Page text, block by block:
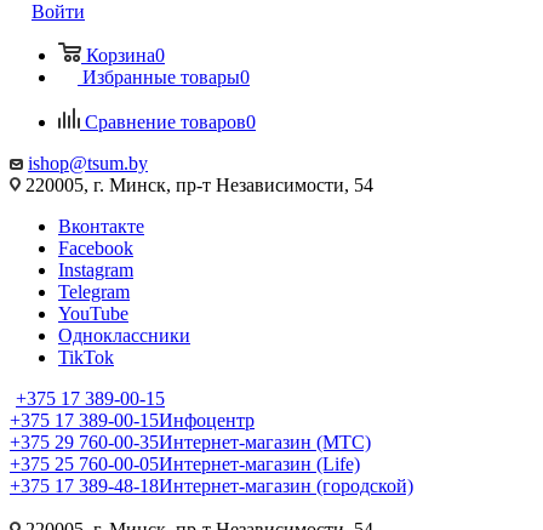
Войти
Корзина0
Избранные товары0
Сравнение товаров0
ishop@tsum.by
220005, г. Минск, пр-т Независимости, 54
Вконтакте
Facebook
Instagram
Telegram
YouTube
Одноклассники
TikTok
+375 17 389-00-15
+375 17 389-00-15Инфоцентр
+375 29 760-00-35Интернет-магазин (МТС)
+375 25 760-00-05Интернет-магазин (Life)
+375 17 389-48-18Интернет-магазин (городской)